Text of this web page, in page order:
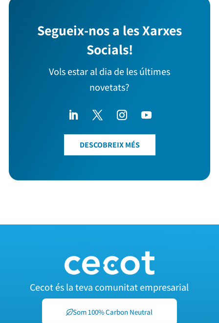
Segueix-nos a les Xarxes
Socials!
Vols estar al dia de les últimes
novetats?
DESCOBREIX MÉS
Cecot és la teva comunitat empresarial
Som 100% Carbon Neutral